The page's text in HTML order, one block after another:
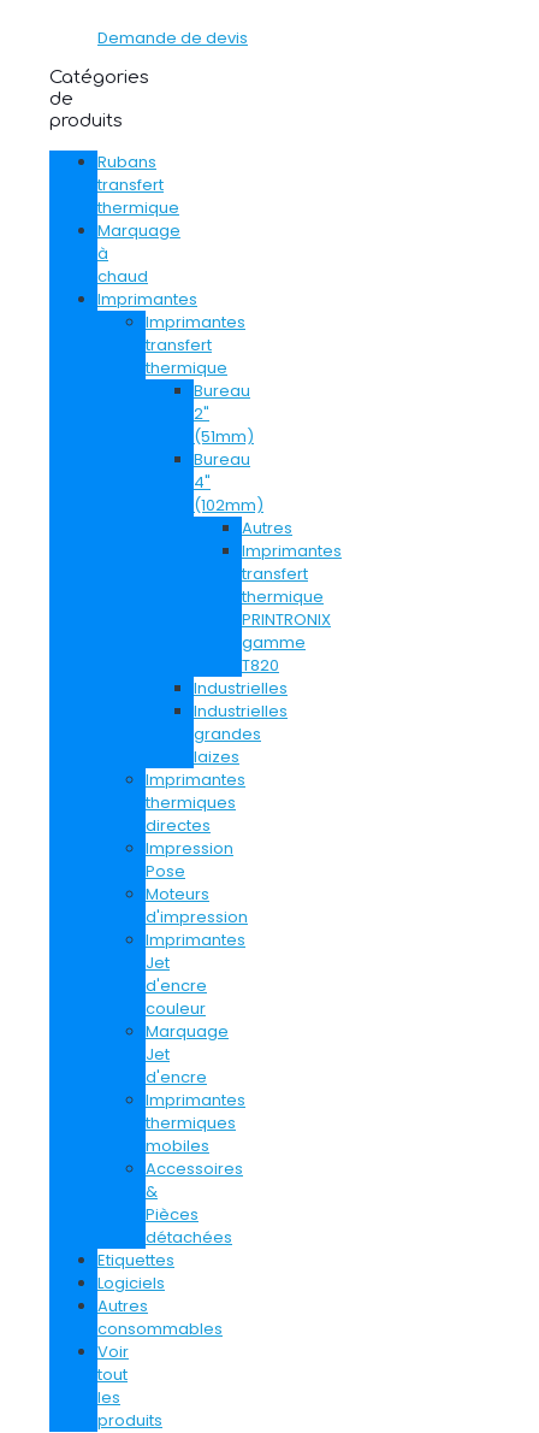
Demande de devis
Catégories
de
produits
Rubans
transfert
thermique
Marquage
à
chaud
Imprimantes
Imprimantes
transfert
thermique
Bureau
2"
(51mm)
Bureau
4"
(102mm)
Autres
Imprimantes
transfert
thermique
PRINTRONIX
gamme
T820
Industrielles
Industrielles
grandes
laizes
Imprimantes
thermiques
directes
Impression
Pose
Moteurs
d'impression
Imprimantes
Jet
d'encre
couleur
Marquage
Jet
d'encre
Imprimantes
thermiques
mobiles
Accessoires
&
Pièces
détachées
Etiquettes
Logiciels
Autres
consommables
Voir
tout
les
produits